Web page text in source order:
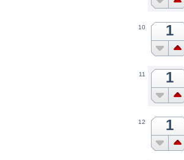
10 1
11 1
12 1